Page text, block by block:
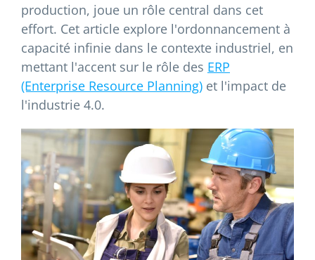
production, joue un rôle central dans cet
effort. Cet article explore l'ordonnancement à
capacité infinie dans le contexte industriel, en
mettant l'accent sur le rôle des ERP
(Enterprise Resource Planning) et l'impact de
l'industrie 4.0.